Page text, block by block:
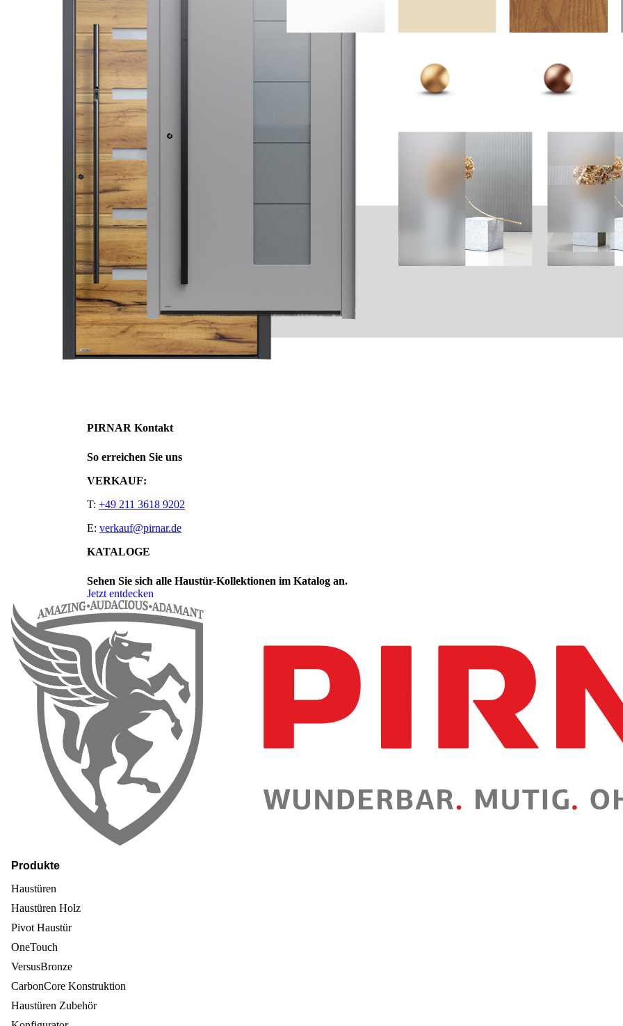
PIRNAR Kontakt
So erreichen Sie uns
VERKAUF:
T: +49 211 3618 9202
E: verkauf@pirnar.de
KATALOGE
Sehen Sie sich alle Haustür-Kollektionen im Katalog an.
Jetzt entdecken
Seitenfooter
Produkte
Haustüren
Haustüren Holz
Pivot Haustür
OneTouch
VersusBronze
CarbonCore Konstruktion
Haustüren Zubehör